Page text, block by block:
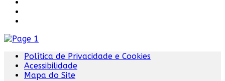
Política de Privacidade e Cookies
Acessibilidade
Mapa do Site